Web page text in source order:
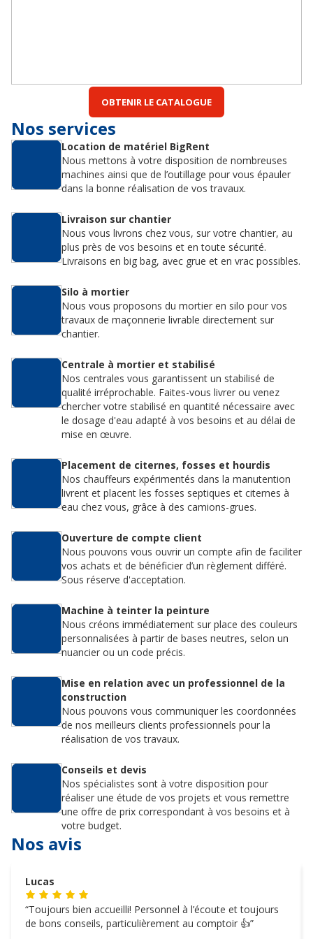
OBTENIR LE CATALOGUE
Nos services
Location de matériel BigRent
Nous mettons à votre disposition de nombreuses
machines ainsi que de l’outillage pour vous épauler
dans la bonne réalisation de vos travaux.
Livraison sur chantier
Nous vous livrons chez vous, sur votre chantier, au
plus près de vos besoins et en toute sécurité.
Livraisons en big bag, avec grue et en vrac possibles.
Silo à mortier
Nous vous proposons du mortier en silo pour vos
travaux de maçonnerie livrable directement sur
chantier.
Centrale à mortier et stabilisé
Nos centrales vous garantissent un stabilisé de
qualité irréprochable. Faites-vous livrer ou venez
chercher votre stabilisé en quantité nécessaire avec
le dosage d'eau adapté à vos besoins et au délai de
mise en œuvre.
Placement de citernes, fosses et hourdis
Nos chauffeurs expérimentés dans la manutention
livrent et placent les fosses septiques et citernes à
eau chez vous, grâce à des camions-grues.
Ouverture de compte client
Nous pouvons vous ouvrir un compte afin de faciliter
vos achats et de bénéficier d’un règlement différé.
Sous réserve d'acceptation.
Machine à teinter la peinture
Nous créons immédiatement sur place des couleurs
personnalisées à partir de bases neutres, selon un
nuancier ou un code précis.
Mise en relation avec un professionnel de la
construction
Nous pouvons vous communiquer les coordonnées
de nos meilleurs clients professionnels pour la
réalisation de vos travaux.
Conseils et devis
Nos spécialistes sont à votre disposition pour
réaliser une étude de vos projets et vous remettre
une offre de prix correspondant à vos besoins et à
votre budget.
Nos avis
Lucas
Toujours bien accueilli! Personnel à l’écoute et toujours
de bons conseils, particulièrement au comptoir 👍